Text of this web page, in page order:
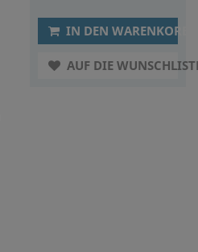
IN DEN WARENKORB
AUF DIE